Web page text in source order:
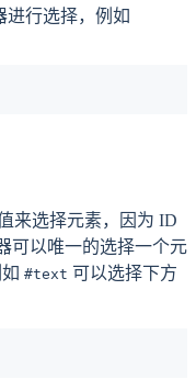
进行选择，例如
来选择元素，因为 ID
可以唯一的选择一个元
#text 可以选择下方